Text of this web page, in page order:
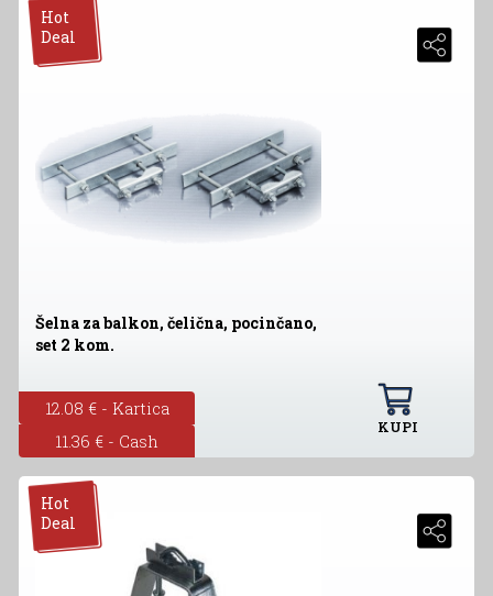
Hot
Deal
Šelna za balkon, čelična, pocinčano,
set 2 kom.
12.08 € - Kartica
11.36 € - Cash
KUPI
Hot
Deal